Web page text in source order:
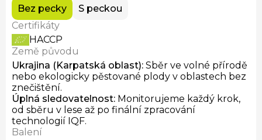
Bez pecky
S peckou
Certifikáty
HACCP
Země původu
Ukrajina (Karpatská oblast): Sběr ve volné přírodě
nebo ekologicky pěstované plody v oblastech bez
znečištění.
Úplná sledovatelnost: Monitorujeme každý krok,
od sběru v lese až po finální zpracování
technologií IQF.
Balení